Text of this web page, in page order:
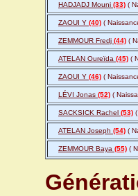
HADJADJ Mouni (33) (
ZAOUI Y (40) (
ZEMMOUR Fredj (44) (
ATELAN Oureïda (45) (
ZAOUI Y (46) (
LÉVI Jonas (52) (
SACKSICK Rachel (53)
ATELAN Joseph (54) (
ZEMMOUR Baya (55) (